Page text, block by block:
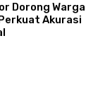
Dorong Warga
Akurasi